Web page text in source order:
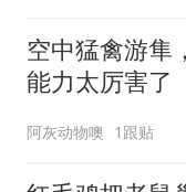
空中猛禽游隼
能力太厉害了
阿灰动物噢 1跟贴